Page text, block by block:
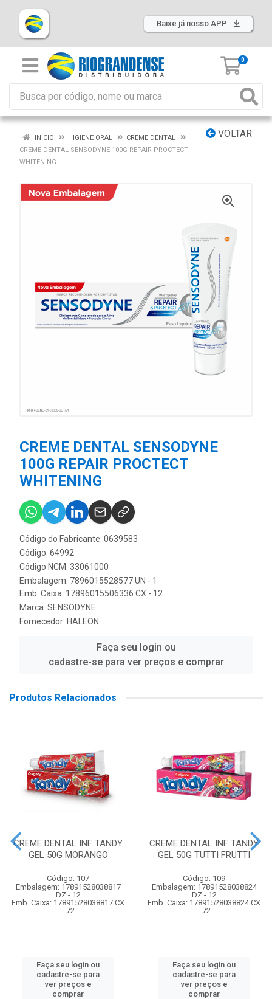
Baixe já nosso APP
0
VOLTAR
INÍCIO HIGIENE ORAL
CREME DENTAL
CREME DENTAL SENSODYNE 100G REPAIR PROCTECT
WHITENING
CREME DENTAL SENSODYNE
100G REPAIR PROCTECT
WHITENING
Código do Fabricante: 0639583
Código: 64992
Código NCM: 33061000
Embalagem: 7896015528577 UN - 1
Emb. Caixa: 17896015506336 CX - 12
Marca: SENSODYNE
Fornecedor: HALEON
Faça seu login ou
cadastre-se para ver preços e comprar
Produtos Relacionados
CREME DENTAL INF TANDY
GEL 50G MORANGO
Código: 107
Embalagem: 17891528038817
DZ - 12
Emb. Caixa: 17891528038817 CX
- 72
Faça seu login ou
cadastre-se para
ver preços e
comprar
CREME DENTAL INF TANDY
GEL 50G TUTTI FRUTTI
Código: 109
Embalagem: 17891528038824
DZ - 12
Emb. Caixa: 17891528038824 CX
- 72
Faça seu login ou
cadastre-se para
ver preços e
comprar